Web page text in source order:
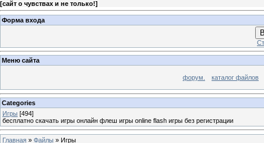
[сайт о чувствах и не только!]
Форма входа
Меню сайта
форум. каталог файлов
Categories
Игры [494]
бесплатно скачать игры онлайн флеш игры online flash игры без регистрации
Главная » Файлы » Игры